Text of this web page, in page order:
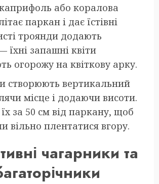
або коралова
паркан і дає їстівні
троянди додають
запашні квіти
огорожу на квіткову арку.
створюють вертикальний
місце і додаючи висоти.
за 50 см від паркану, щоб
вільно плентатися вгору.
чагарники та